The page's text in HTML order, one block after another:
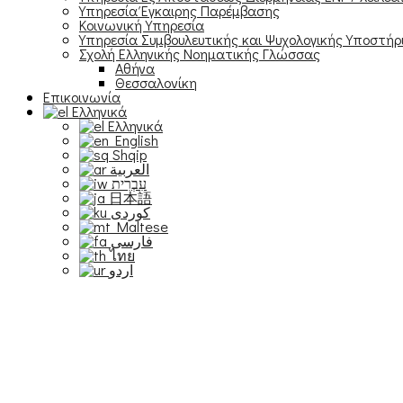
Υπηρεσία Έγκαιρης Παρέμβασης
Κοινωνική Υπηρεσία
Υπηρεσία Συμβουλευτικής και Ψυχολογικής
Σχολή Ελληνικής Νοηματικής Γλώσσας
Αθήνα
Θεσσαλονίκη
Επικοινωνία
Ελληνικά
Ελληνικά
English
Shqip
العربية
עִבְרִית
日本語
Maltese
فارسی
ไทย
اردو